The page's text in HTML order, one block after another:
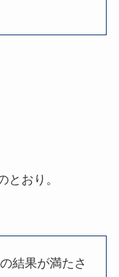
とおり。
結果が満たさ